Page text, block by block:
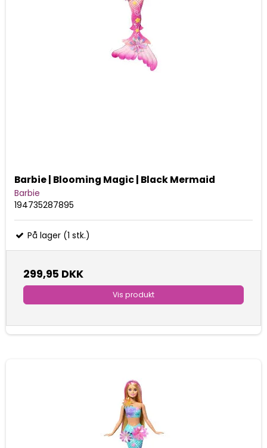
Barbie | Blooming Magic | Black Mermaid
Barbie
194735287895
På lager (1 stk.)
299,95 DKK
Vis produkt